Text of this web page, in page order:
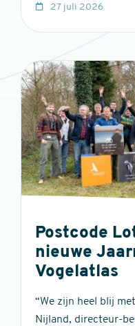
27 juli 2026
Postcode
nieuwe
Vogelatlas
“We zijn heel blij
Nijland, directeur-